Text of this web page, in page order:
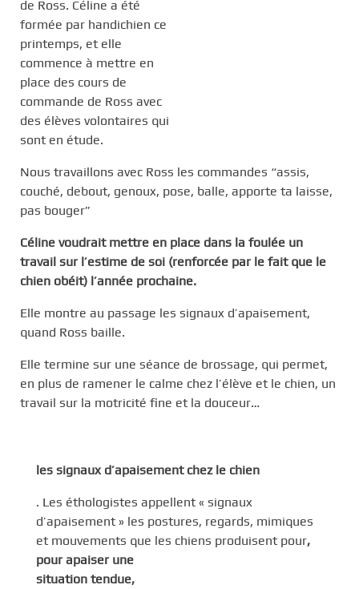
de Ross. Céline a été
formée par handichien ce
printemps, et elle
commence à mettre en
place des cours de
commande de Ross avec
des élèves volontaires qui
sont en étude.
Nous travaillons avec Ross les commandes “assis,
couché, debout, genoux, pose, balle, apporte ta laisse,
pas bouger”
Céline voudrait mettre en place dans la foulée un
travail sur l’estime de soi (renforcée par le fait que le
chien obéit) l’année prochaine.
Elle montre au passage les signaux d’apaisement,
quand Ross baille.
Elle termine sur une séance de brossage, qui permet,
en plus de ramener le calme chez l’élève et le chien, un
travail sur la motricité fine et la douceur…
les signaux d’apaisement chez le chien
. Les éthologistes appellent « signaux
d’apaisement » les postures, regards, mimiques
et mouvements que les chiens produisent pour,
pour apaiser une
situation tendue,